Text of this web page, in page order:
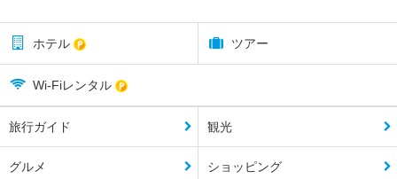
ホテル ツアー
Wi-Fiレンタル
旅行ガイド 観光
グルメ ショッピング